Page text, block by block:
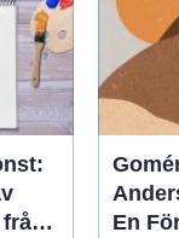
En